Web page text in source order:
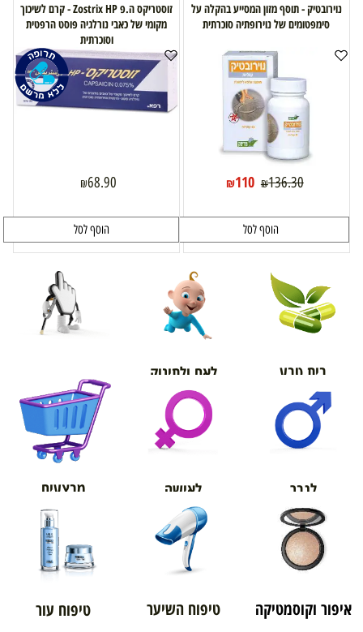
נוירובטיק - תוסף מזון המסייע בהקלה על
סימפטומים של נוירופתיה סוכרתית
₪136.30
₪110
הוסף לסל
זוסטריקס ה.פ Zostrix HP - קרם לשיכוך
מקומי של כאבי נורלגיה פוסט הרפטית
וסוכרתית
₪68.90
הוסף לסל
בית טבע לאם ולתינוק
אורטופדיה
לגבר לאישה מבצעים
איפור וקוסמטיקה טיפוח השיער טיפוח עור